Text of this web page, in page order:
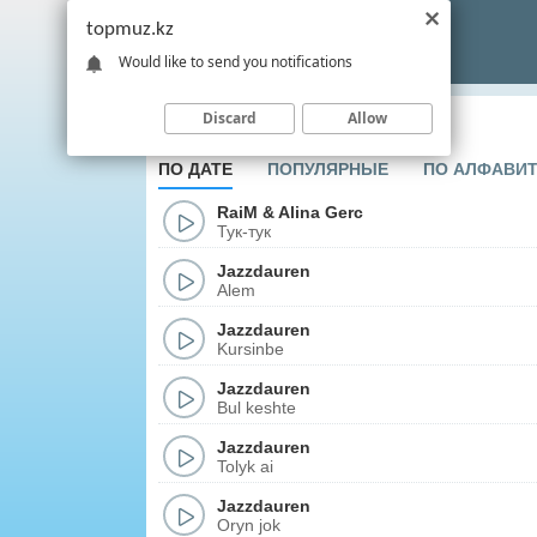
soul
ПО ДАТЕ ПОПУЛЯРНЫЕ ПО
RaiM &Alina Gerc
Тук-тук
Jazzdauren
Alem
Jazzdauren
Kursinbe
Jazzdauren
Bul keshte
Jazzdauren
Tolyk ai
Jazzdauren
Oryn jok
topmuz.kz
Would like to send you notifications
Discard Allow